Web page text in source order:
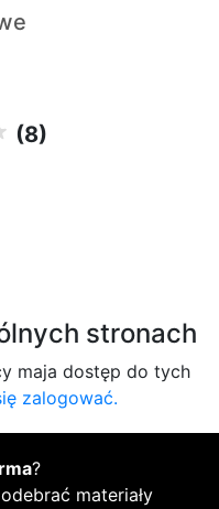
(8)
stronach
maja dostęp do tych
zalogować.
?
materiały